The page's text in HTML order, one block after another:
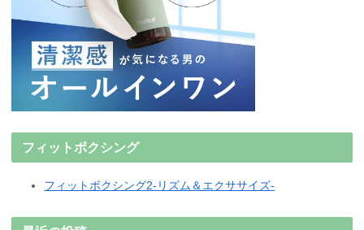
フィットボクシング
フィットボクシング2-リズム＆エクササイズ-